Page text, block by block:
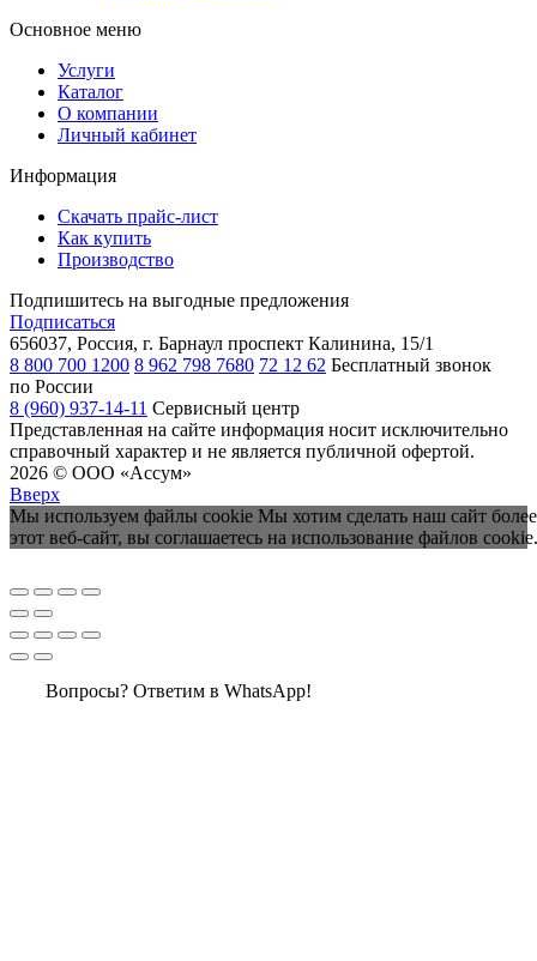
Основное меню
Услуги
Каталог
О компании
Личный кабинет
Информация
Скачать прайс-лист
Как купить
Производство
Подпишитесь на выгодные предложения
Подписаться
656037, Россия, г. Барнаул проспект Калинина, 15/1
8 800 700 1200 8 962 798 7680 72 12 62 Бесплатный звонок
по России
8 (960) 937-14-11 Сервисный центр
Представленная на сайте информация носит исключительно
справочный характер и не является публичной офертой.
2026 © ООО «Ассум»
Вверх
Мы используем файлы cookie Мы хотим сделать наш сайт
этот веб-сайт, вы соглашаетесь на использование файлов cookie.
Вопросы? Ответим в WhatsApp!